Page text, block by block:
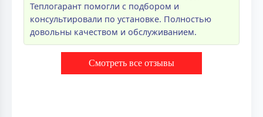
Теплогарант помогли с подбором и
консультировали по установке. Полностью
довольны качеством и обслуживанием.
Смотреть все отзывы